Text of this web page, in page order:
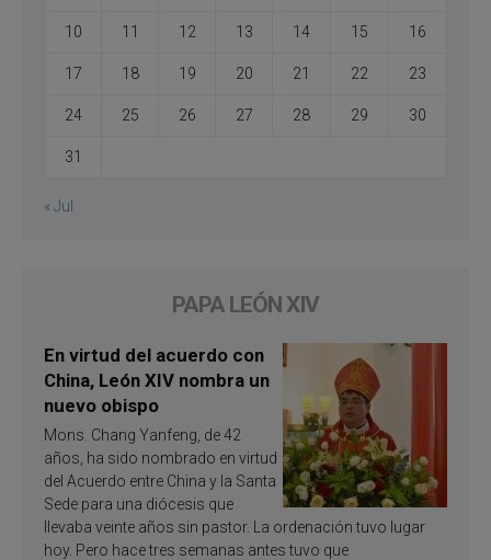
10 11 12 13 14 15 16
17 18 19 20 21 22 23
24 25 26 27 28 29 30
31
« Jul
PAPA LEÓN XIV
En virtud del acuerdo con
China, León XIV nombra un
nuevo obispo
Mons. Chang Yanfeng, de 42
años, ha sido nombrado en virtud
del Acuerdo entre China y la Santa
Sede para una diócesis que
llevaba veinte años sin pastor. La ordenación tuvo lugar
hoy. Pero hace tres semanas antes tuvo que